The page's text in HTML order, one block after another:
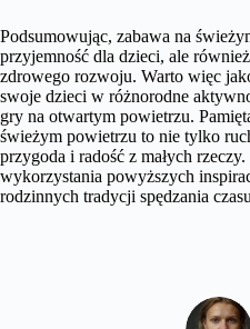
Podsumowując, zabawa na
przyjemność dla dzieci, ale
zdrowego rozwoju. Warto więc
swoje dzieci w różnorodne
gry na otwartym powietrzu.
świeżym powietrzu to nie tylko
przygoda i radość z małych
wykorzystania powyższych
rodzinnych tradycji spędzania